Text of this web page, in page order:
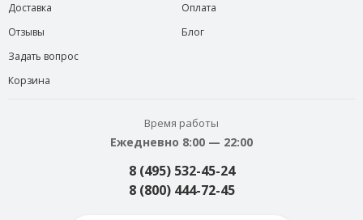
Доставка
Отзывы
Задать вопрос
Корзина
Оплата
Блог
Время работы
Ежедневно 8:00 — 22:00
8 (495) 532-45-24
8 (800) 444-72-45